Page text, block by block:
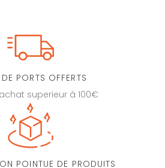
PORTS OFFERTS
superieur à 100€
POINTUE DE PRODUITS